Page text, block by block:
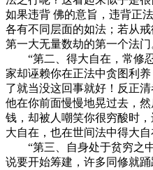
如果违背 佛的意旨，违背正
各有不同层面的如法；若从
第一大无量数劫的第一个法门
“第二、得大自在，常修忍
家却诬赖你在正法中贪图利
了就当没这回事就好！反正
他在你前面慢慢地晃过去，
钱，却被人嘲笑你很穷酸时
大自在，也在世间法中得大
“第三、自身处于贫穷之中
说要开始筹建，许多同修就